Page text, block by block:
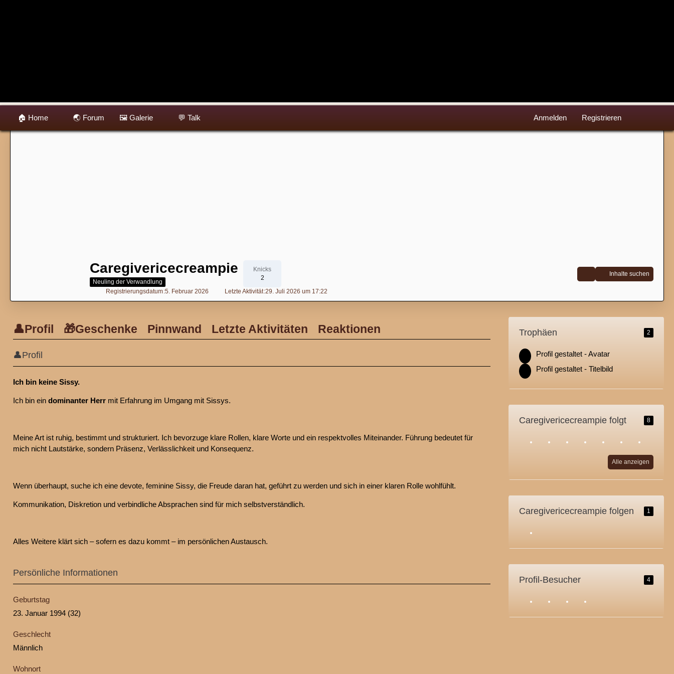
🏠 Home 🌏 Forum 🖼 Galerie 💬 Talk Anmelden Registrieren
Caregivericecreampie
Neuling der Verwandlung
Knicks
2
Inhalte suchen
Registrierungsdatum 5. Februar 2026 Letzte Aktivität 29. Juli 2026 um 17:22
👤Profil 🎁Geschenke Pinnwand Letzte Aktivitäten Reaktionen
👤Profil
Ich bin keine Sissy.
Ich bin ein dominanter Herr mit Erfahrung im Umgang mit Sissys.
Meine Art ist ruhig, bestimmt und strukturiert. Ich bevorzuge klare Rollen, klare Worte und ein respektvolles Miteinander. Führung bedeutet für
mich nicht Lautstärke, sondern Präsenz, Verlässlichkeit und Konsequenz.
Wenn überhaupt, suche ich eine devote, feminine Sissy, die Freude daran hat, geführt zu werden und sich in einer klaren Rolle wohlfühlt.
Kommunikation, Diskretion und verbindliche Absprachen sind für mich selbstverständlich.
Alles Weitere klärt sich – sofern es dazu kommt – im persönlichen Austausch.
Persönliche Informationen
Geburtstag
23. Januar 1994 (32)
Geschlecht
Männlich
Wohnort
Trophäen 2
Profil gestaltet - Avatar
Profil gestaltet - Titelbild
Caregivericecreampie folgt 8
Alle anzeigen
Caregivericecreampie folgen 1
Profil-Besucher 4